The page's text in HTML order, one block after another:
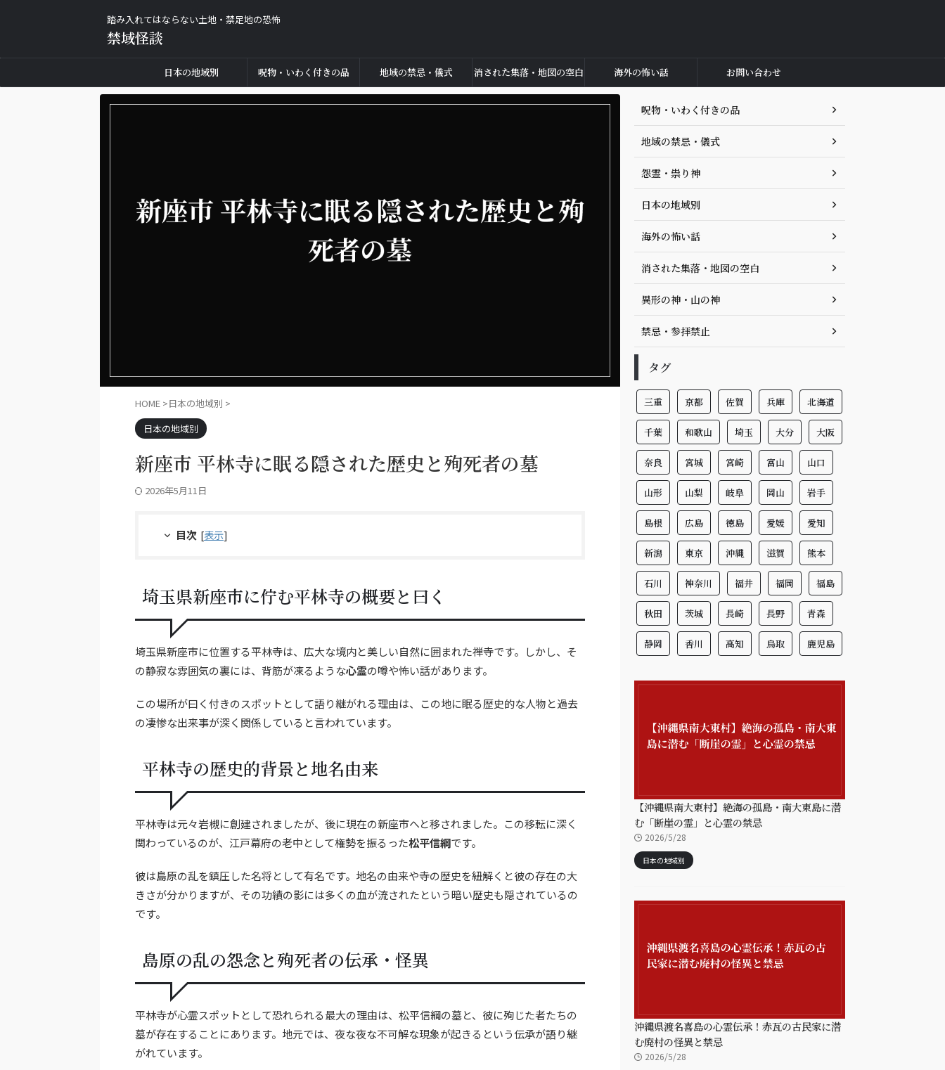
踏み入れてはならない土地・禁足地の恐怖
禁域怪談
日本の地域別 呪物・いわく付きの品 地域の禁忌・儀式 消された集落・地図の空白 海外の怖い話 お問い合わせ
HOME >日本の地域別 >
日本の地域別
新座市 平林寺に眠る隠された歴史と殉死者の墓
2026年5月11日
目次 [表示]
埼玉県新座市に佇む平林寺の概要と曰く
埼玉県新座市に位置する平林寺は、広大な境内と美しい自然に囲まれた禅寺です。しかし、そ
の静寂な雰囲気の裏には、背筋が凍るような心霊の噂や怖い話があります。
この場所が曰く付きのスポットとして語り継がれる理由は、この地に眠る歴史的な人物と過去
の凄惨な出来事が深く関係していると言われています。
平林寺の歴史的背景と地名由来
平林寺は元々岩槻に創建されましたが、後に現在の新座市へと移されました。この移転に深く
関わっているのが、江戸幕府の老中として権勢を振るった松平信綱です。
彼は島原の乱を鎮圧した名将として有名です。地名の由来や寺の歴史を紐解くと彼の存在の大
きさが分かりますが、その功績の影には多くの血が流されたという暗い歴史も隠されているの
です。
島原の乱の怨念と殉死者の伝承・怪異
平林寺が心霊スポットとして恐れられる最大の理由は、松平信綱の墓と、彼に殉じた者たちの
墓が存在することにあります。地元では、夜な夜な不可解な現象が起きるという伝承が語り継
がれています。
呪物・いわく付きの品
地域の禁忌・儀式
怨霊・祟り神
日本の地域別
海外の怖い話
消された集落・地図の空白
異形の神・山の神
禁忌・参拝禁止
タグ
三重 京都 佐賀 兵庫 北海道
千葉 和歌山 埼玉 大分 大阪
奈良 宮城 宮崎 富山 山口
山形 山梨 岐阜 岡山 岩手
島根 広島 徳島 愛媛 愛知
新潟 東京 沖縄 滋賀 熊本
石川 神奈川 福井 福岡 福島
秋田 茨城 長崎 長野 青森
静岡 香川 高知 鳥取 鹿児島
【沖縄県南大東村】絶海の孤島・南大東島に潜
む「断崖の霊」と心霊の禁忌
2026/5/28
日本の地域別
沖縄県渡名喜島の心霊伝承！赤瓦の古民家に潜
む廃村の怪異と禁忌
2026/5/28